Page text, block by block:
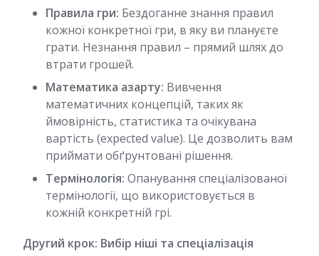
Правила гри: Бездоганне знання правил
кожної конкретної гри, в яку ви плануєте
грати. Незнання правил – прямий шлях до
втрати грошей.
Математика азарту: Вивчення
математичних концепцій, таких як
ймовірність, статистика та очікувана
вартість (expected value). Це дозволить вам
приймати обґрунтовані рішення.
Термінологія: Опанування спеціалізованої
термінології, що використовується в
кожній конкретній грі.
Другий крок: Вибір ніші та спеціалізація